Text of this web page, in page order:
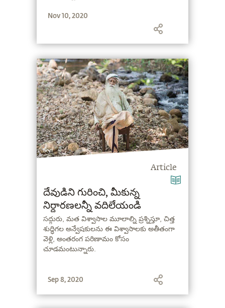
Nov 10, 2020
Article
దేవుడిని గురించి, మీకున్న
నిర్ధారణలన్నీ వదిలేయండి
సద్గురు, మత విశ్వాసాల మూలాల్ని ప్రశ్నిస్తూ, చిత్త
శుద్ధిగల అన్వేషకులను ఈ విశ్వాసాలకు అతీతంగా
వెళ్లి, అంతరంగ పరిణామం కోసం
చూడమంటున్నారు.
Sep 8, 2020